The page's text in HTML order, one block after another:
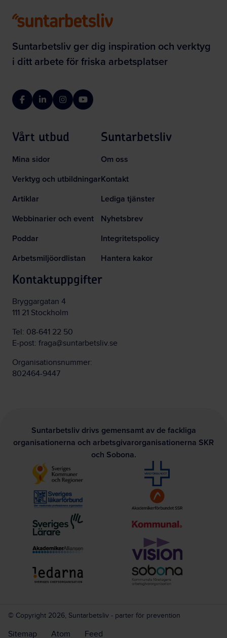
Suntarbetsliv ger dig inspiration och verktyg
i ditt arbete för friska arbetsplatser
FacebookLinkedInInstagramYouTube
Vårt utbud
Mina sidor
Verktyg och utbildningar
Artiklar
Webbinarier och event
Poddar
Arbetsmiljöordlistan
Suntarbetsliv
Om oss
Kontakt
Lediga tjänster
Nyhetsbrev
Integritetspolicy
Hantera kakor
Kontaktuppgifter
Bryggargatan 4
111 21 Stockholm
Tel: 08-641 22 50
E-post: fraga@suntarbetsliv.se
Organisationsnummer:
802464-9447
Suntarbetsliv drivs gemensamt av de fackliga
organisationerna och arbetsgivarorganisationerna SKR
och Sobona.
© Copyright 2026, Suntarbetsliv - parter för prevention
Sitemap Atom Feed